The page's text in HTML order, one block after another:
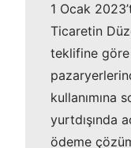
1 Ocak
Ticaretin
teklifine göre
kullanımına
yurtdışında
ödeme